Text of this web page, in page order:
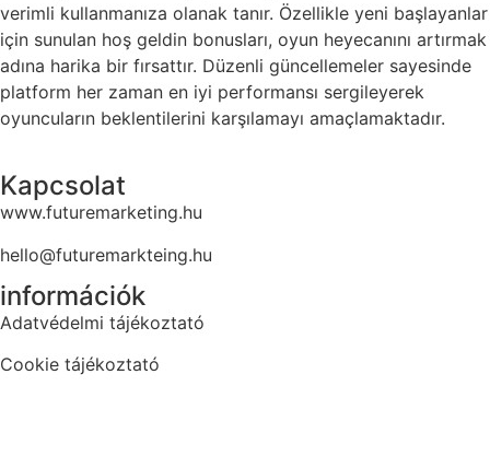
verimli kullanmanıza olanak tanır. Özellikle yeni başlayanlar
için sunulan hoş geldin bonusları, oyun heyecanını artırmak
adına harika bir fırsattır. Düzenli güncellemeler sayesinde
platform her zaman en iyi performansı sergileyerek
oyuncuların beklentilerini karşılamayı amaçlamaktadır.
Kapcsolat
www.futuremarketing.hu
hello@futuremarkteing.hu
információk
Adatvédelmi tájékoztató
Cookie tájékoztató